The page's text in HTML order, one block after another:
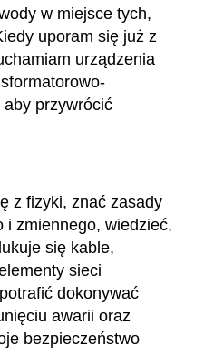
w miejsce tych,
uporam się już z
urządzenia
aby przywrócić
z fizyki, znać zasady
i zmiennego, wiedzieć,
się kable,
sieci
dokonywać
awarii oraz
bezpieczeństwo